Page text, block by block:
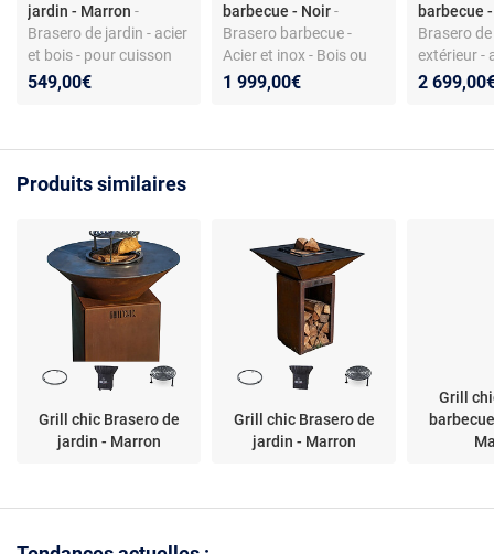
jardin - Marron -
Brasero de jardin - acier
et bois - pour cuisson
au charbon
549,00€
barbecue - Noir-
Brasero barbecue -
Acier et inox - Bois ou
charbon - Moins de 6
1 999,00€
barbecue
Brasero
extérieur -
2
Produits similaires
Grill chic Brasero de
jardin - Marron
Grill chic Brasero de
jardin - Marron
Grill